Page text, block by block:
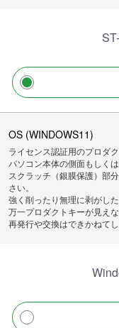
OS (WINDOWS11)
ライセンス認証用のプロダ
パソコン本体の側面もしく
スクラッチ（銀膜保護）部
さい。
強く削ったり無理に剥がし
万一プロダクトキーが見え
再発行や交換はできかねて